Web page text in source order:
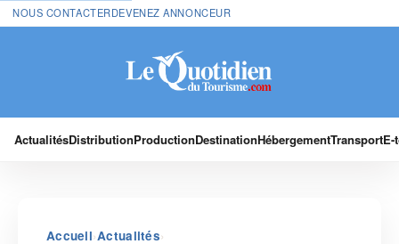
NOUS CONTACTERDEVENEZ ANNONCEUR
ActualitésDistributionProductionDestinationHébergementTransport
Accueil›Actualités›